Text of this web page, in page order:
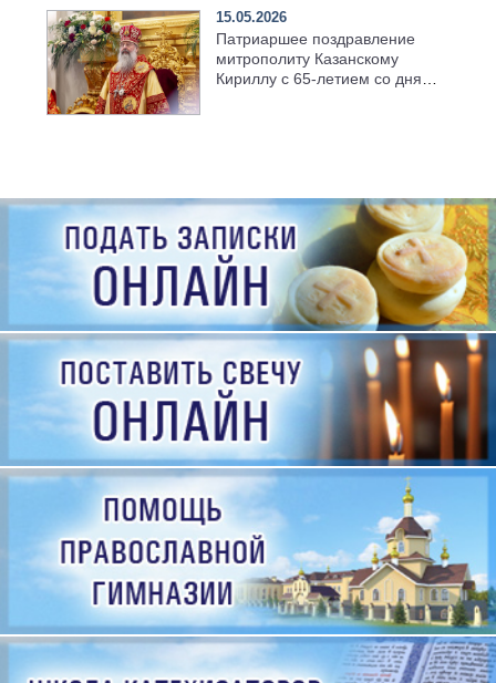
15.05.2026
Патриаршее поздравление
митрополиту Казанскому
Кириллу с 65-летием со дня